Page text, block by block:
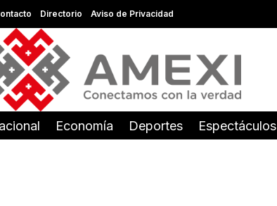
Directorio Aviso de Privacidad
Economía Deportes Espectáculos